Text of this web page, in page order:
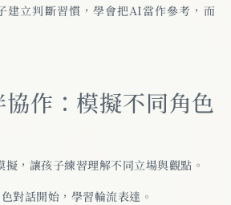
建立判斷習慣，學會把AI當作參考，而
作：模擬不同角色
，讓孩子練習理解不同立場與觀點。
對話開始，學習輪流表達。